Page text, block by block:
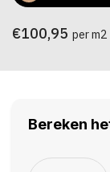
€100,95 per m2
Bereken